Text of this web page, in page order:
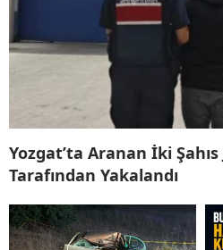
Yozgat’ta Aranan İki
Tarafından Yakalandı